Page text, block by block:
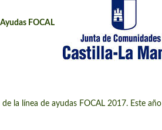
FOCAL
la línea de ayudas FOCAL 2017. Este